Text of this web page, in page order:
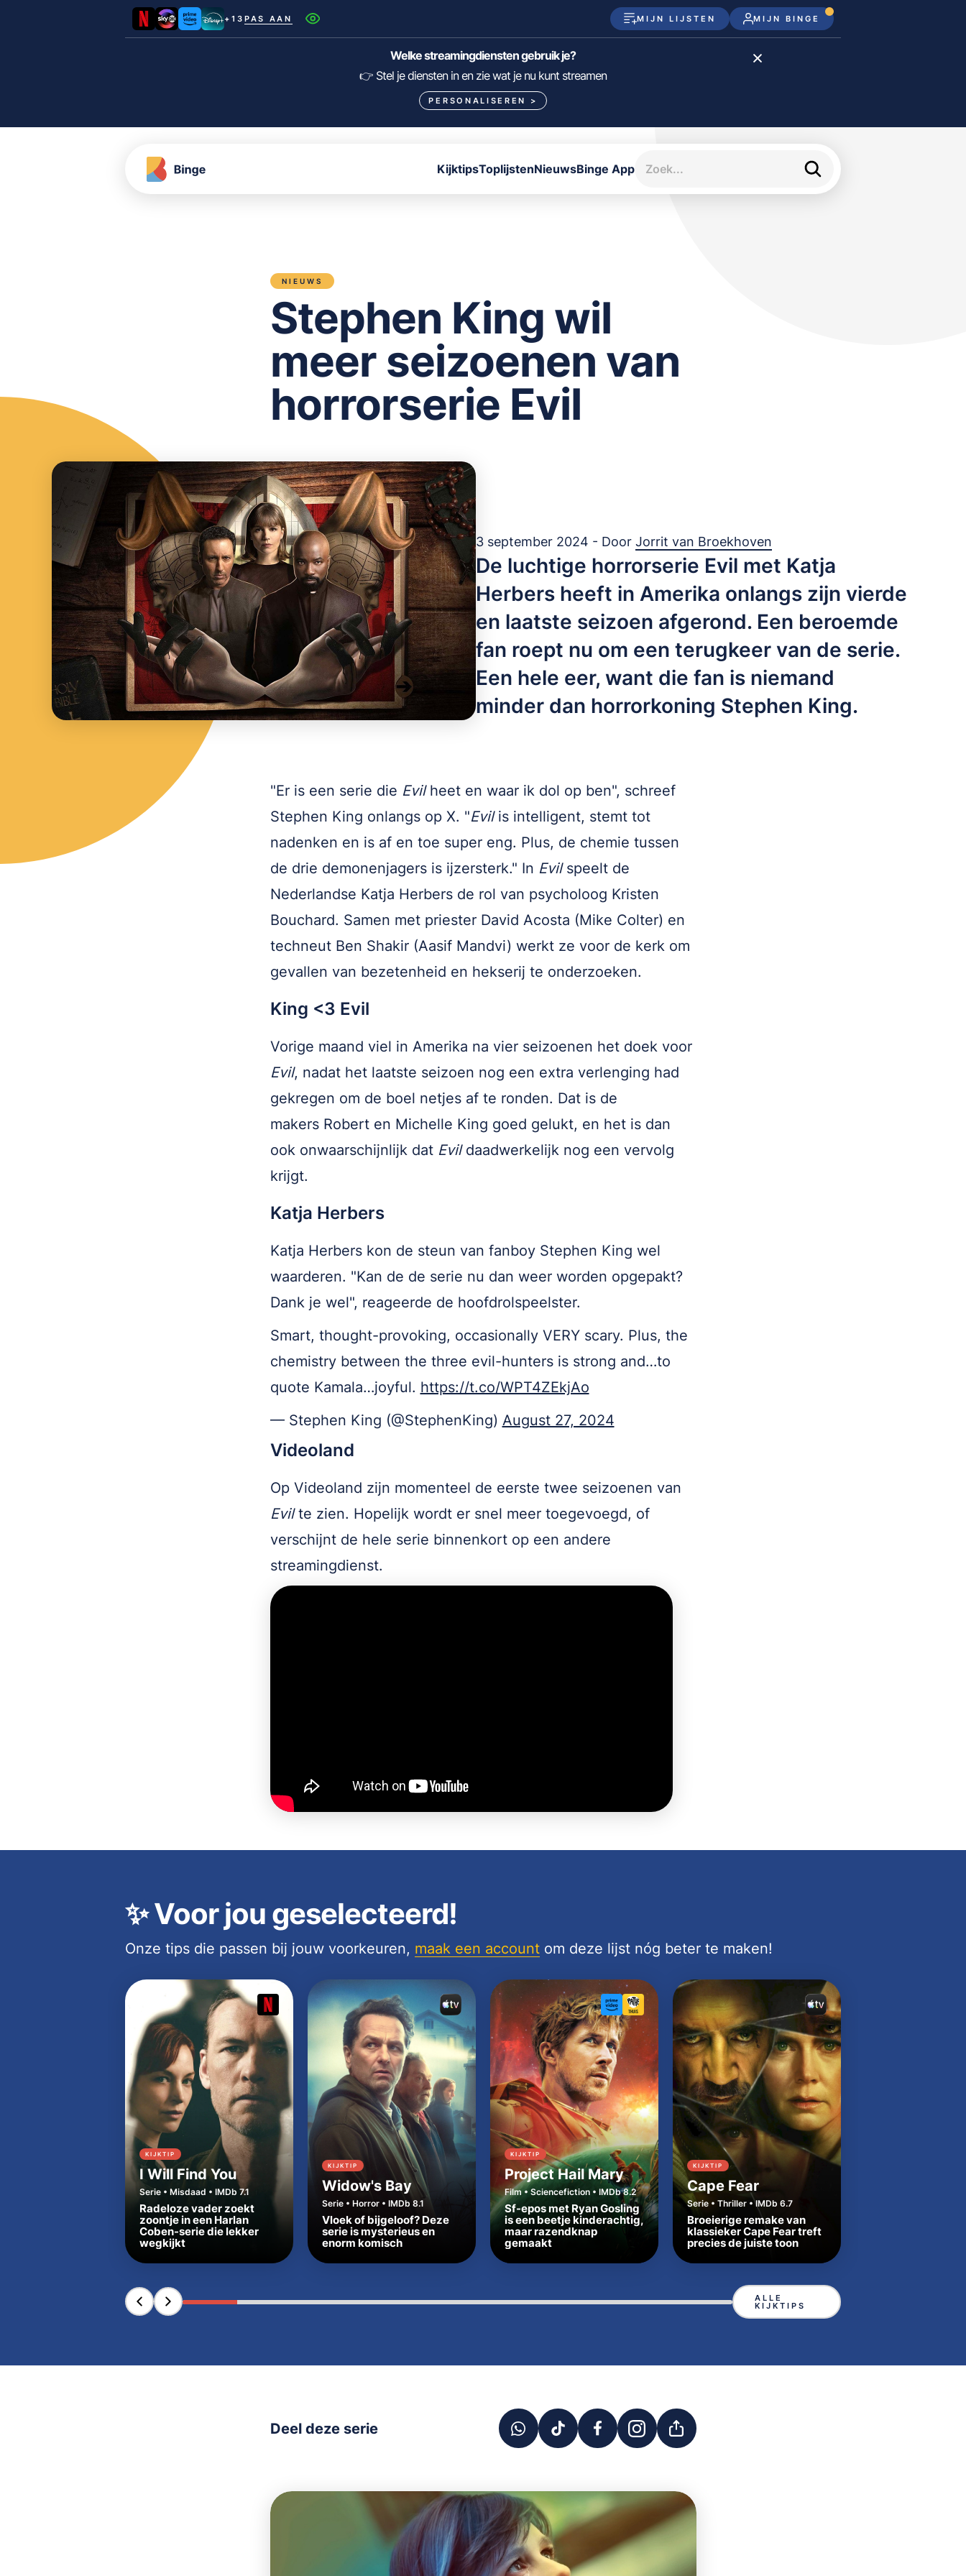
+13 PAS AAN MIJN LIJSTEN MIJN BINGE
Netflix SkyShowtime Prime Video Disney+
HBO Max NPO Start
Pathé Thuis
Welke streamingdiensten gebruik je?
👉 Stel je diensten in en zie wat je nu kunt streamen
PERSONALISEREN >
KijktipsToplijstenNieuwsBinge App
NIEUWS
Stephen King wil
meer seizoenen van
horrorserie Evil
3 september 2024 - Door Jorrit van Broekhoven
De luchtige horrorserie Evil met Katja
Herbers heeft in Amerika onlangs zijn vierde
en laatste seizoen afgerond. Een beroemde
fan roept nu om een terugkeer van de serie.
Een hele eer, want die fan is niemand
minder dan horrorkoning Stephen King.
"Er is een serie die Evil heet en waar ik dol op ben", schreef
Stephen King onlangs op X. "Evil is intelligent, stemt tot
nadenken en is af en toe super eng. Plus, de chemie tussen
de drie demonenjagers is ijzersterk." In Evil speelt de
Nederlandse Katja Herbers de rol van psycholoog Kristen
Bouchard. Samen met priester David Acosta (Mike Colter) en
techneut Ben Shakir (Aasif Mandvi) werkt ze voor de kerk om
gevallen van bezetenheid en hekserij te onderzoeken.
King <3 Evil
Vorige maand viel in Amerika na vier seizoenen het doek voor
Evil, nadat het laatste seizoen nog een extra verlenging had
gekregen om de boel netjes af te ronden. Dat is de
makers Robert en Michelle King goed gelukt, en het is dan
ook onwaarschijnlijk dat Evil daadwerkelijk nog een vervolg
krijgt.
Katja Herbers
Katja Herbers kon de steun van fanboy Stephen King wel
waarderen. "Kan de de serie nu dan weer worden opgepakt?
Dank je wel", reageerde de hoofdrolspeelster.
Smart, thought-provoking, occasionally VERY scary. Plus, the
chemistry between the three evil-hunters is strong and…to
quote Kamala…joyful. https://t.co/WPT4ZEkjAo
— Stephen King (@StephenKing) August 27, 2024
Videoland
Op Videoland zijn momenteel de eerste twee seizoenen van
Evilte zien. Hopelijk wordt er snel meer toegevoegd, of
verschijnt de hele serie binnenkort op een andere
streamingdienst.
✨Voor jou geselecteerd!
Onze tips die passen bij jouw voorkeuren, maak een account om deze lijst nóg beter te maken!
KIJKTIP
I Will Find You
Serie • Misdaad • IMDb 7.1
Radeloze vader zoekt
zoontje in een Harlan
Coben-serie die lekker
wegkijkt
KIJKTIP
Widow's Bay
Serie • Horror • IMDb 8.1
Vloek of bijgeloof? Deze
serie is mysterieus en
enorm komisch
KIJKTIP
Project Hail Mary
Film • Sciencefiction • IMDb 8.2
Sf-epos met Ryan Gosling
is een beetje kinderachtig,
maar razendknap
gemaakt
KIJKTIP
Cape Fear
Serie • Thriller • IMDb 6.7
Broeierige remake van
klassieker Cape Fear treft
precies de juiste toon
ALLE
KIJKTIPS
Deel deze serie